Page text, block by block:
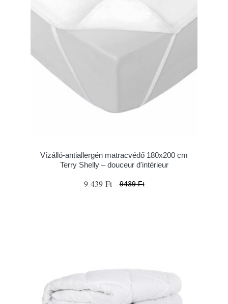
Vízálló-antiallergén matracvédő 180x200 cm
Terry Shelly – douceur d'intérieur
9 439 Ft 9439 Ft